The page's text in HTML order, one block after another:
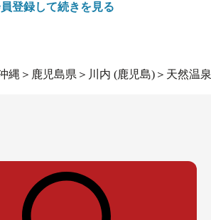
登録して続きを見る
縄 ＞ 鹿児島県 ＞ 川内 (鹿児島) ＞ 天然温